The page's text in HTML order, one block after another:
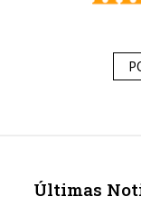
Últimas